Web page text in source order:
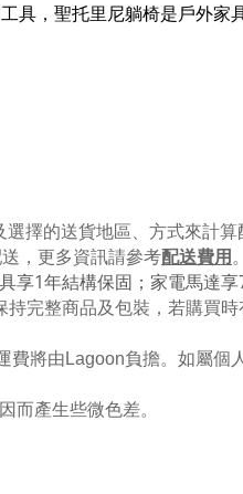
，聖托里尼躺椅是戶外家
擇的送貨地區、方式來計
，更多資訊請參考配送費用。
享1年結構保固；家電馬達享
持完整商品及包裝，若購買
將由Lagoon負擔。如屬
而產生些微色差。